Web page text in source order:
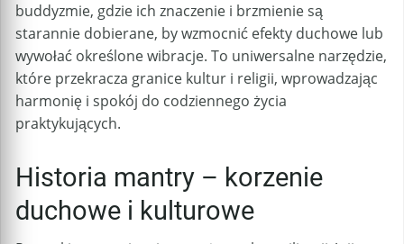
buddyzmie, gdzie ich znaczenie i brzmienie są
starannie dobierane, by wzmocnić efekty duchowe lub
wywołać określone wibracje. To uniwersalne narzędzie,
które przekracza granice kultur i religii, wprowadzając
harmonię i spokój do codziennego życia
praktykujących.
Historia mantry – korzenie
duchowe i kulturowe